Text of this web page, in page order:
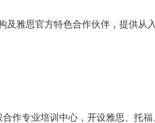
雅思官方特色合作伙伴，提供从
作专业培训中心，开设雅思、